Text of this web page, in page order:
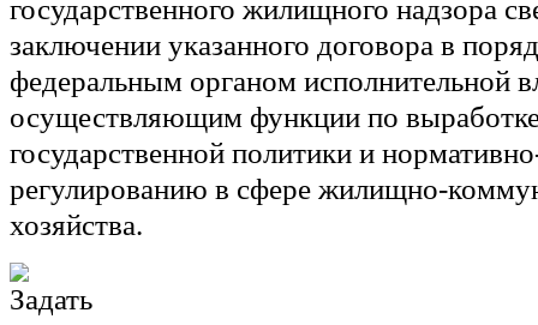
государственного жилищного надзора
заключении указанного договора в
федеральным органом исполнительной
осуществляющим функции по
государственной политики и
регулированию в сфере жилищно-
хозяйства.